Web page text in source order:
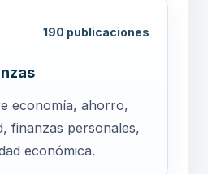
190 publicaciones
economía, ahorro,
finanzas personales,
económica.